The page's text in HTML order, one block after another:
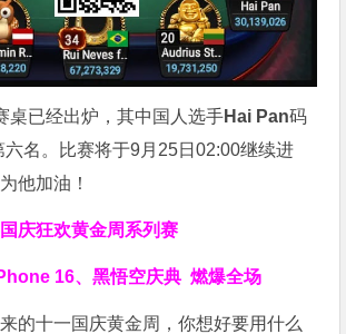
桌已经出炉，其中国人选手Hai Pan码
名。比赛将于9月25日02:00继续进
他加油！
国庆狂欢黄金周系列赛
16、黑悟空庆典燃爆全场
的十一国庆黄金周，你想好要用什么